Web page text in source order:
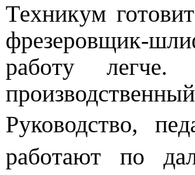
Техникум
фрезеровщик-
работу легче.
Руководство,
работают по